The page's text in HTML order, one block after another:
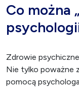
Co można
Zdrowie
Nie tylko poważne
pomocą